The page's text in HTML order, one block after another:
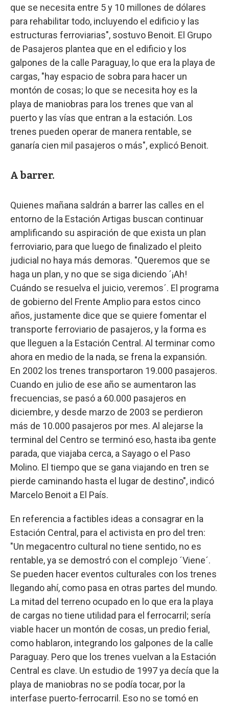
que se necesita entre 5 y 10 millones de dólares
para rehabilitar todo, incluyendo el edificio y las
estructuras ferroviarias", sostuvo Benoit. El Grupo
de Pasajeros plantea que en el edificio y los
galpones de la calle Paraguay, lo que era la playa de
cargas, "hay espacio de sobra para hacer un
montón de cosas; lo que se necesita hoy es la
playa de maniobras para los trenes que van al
puerto y las vías que entran a la estación. Los
trenes pueden operar de manera rentable, se
ganaría cien mil pasajeros o más", explicó Benoit.
A barrer.
Quienes mañana saldrán a barrer las calles en el
entorno de la Estación Artigas buscan continuar
amplificando su aspiración de que exista un plan
ferroviario, para que luego de finalizado el pleito
judicial no haya más demoras. "Queremos que se
haga un plan, y no que se siga diciendo ´¡Ah!
Cuándo se resuelva el juicio, veremos´. El programa
de gobierno del Frente Amplio para estos cinco
años, justamente dice que se quiere fomentar el
transporte ferroviario de pasajeros, y la forma es
que lleguen a la Estación Central. Al terminar como
ahora en medio de la nada, se frena la expansión.
En 2002 los trenes transportaron 19.000 pasajeros.
Cuando en julio de ese año se aumentaron las
frecuencias, se pasó a 60.000 pasajeros en
diciembre, y desde marzo de 2003 se perdieron
más de 10.000 pasajeros por mes. Al alejarse la
terminal del Centro se terminó eso, hasta iba gente
parada, que viajaba cerca, a Sayago o el Paso
Molino. El tiempo que se gana viajando en tren se
pierde caminando hasta el lugar de destino", indicó
Marcelo Benoit a El País.
En referencia a factibles ideas a consagrar en la
Estación Central, para el activista en pro del tren:
"Un megacentro cultural no tiene sentido, no es
rentable, ya se demostró con el complejo ´Viene´.
Se pueden hacer eventos culturales con los trenes
llegando ahí, como pasa en otras partes del mundo.
La mitad del terreno ocupado en lo que era la playa
de cargas no tiene utilidad para el ferrocarril; sería
viable hacer un montón de cosas, un predio ferial,
como hablaron, integrando los galpones de la calle
Paraguay. Pero que los trenes vuelvan a la Estación
Central es clave. Un estudio de 1997 ya decía que la
playa de maniobras no se podía tocar, por la
interfase puerto-ferrocarril. Eso no se tomó en